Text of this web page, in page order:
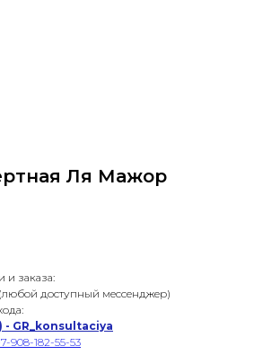
Ля Мажор
и заказа:
(любой доступный мессенджер)
GR_konsultaciya
908-182-55-53